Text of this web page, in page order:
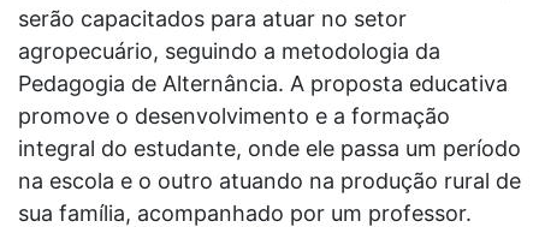
serão capacitados para atuar no setor
agropecuário, seguindo a metodologia da
Pedagogia de Alternância. A proposta educativa
promove o desenvolvimento e a formação
integral do estudante, onde ele passa um período
na escola e o outro atuando na produção rural de
sua família, acompanhado por um professor.